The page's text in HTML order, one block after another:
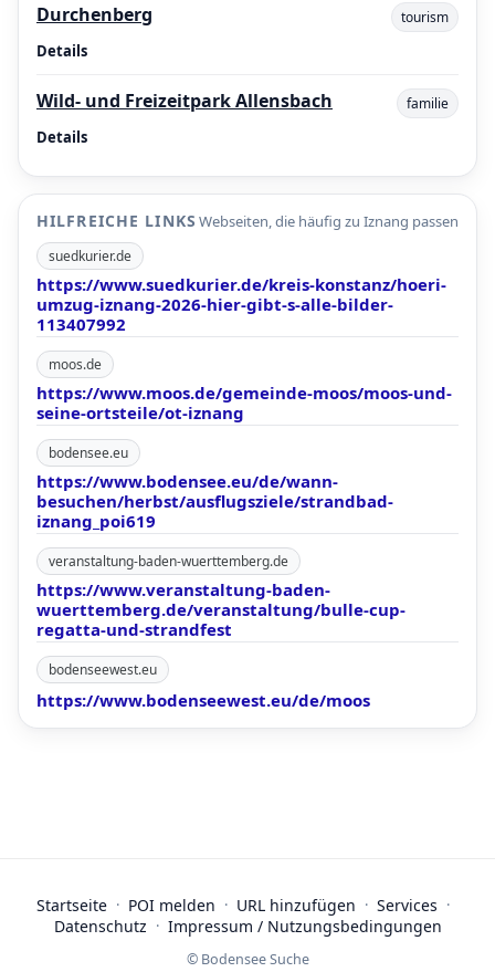
Durchenberg tourism
Details
Wild- und Freizeitpark Allensbach familie
Details
HILFREICHE LINKS Webseiten, die häufig zu Iznang passen
suedkurier.de
https://www.suedkurier.de/kreis-konstanz/hoeri-
umzug-iznang-2026-hier-gibt-s-alle-bilder-
113407992
moos.de
https://www.moos.de/gemeinde-moos/moos-und-
seine-ortsteile/ot-iznang
bodensee.eu
https://www.bodensee.eu/de/wann-
besuchen/herbst/ausflugsziele/strandbad-
iznang_poi619
veranstaltung-baden-wuerttemberg.de
https://www.veranstaltung-baden-
wuerttemberg.de/veranstaltung/bulle-cup-
regatta-und-strandfest
bodenseewest.eu
https://www.bodenseewest.eu/de/moos
Startseite · POI melden · URL hinzufügen · Services ·
Datenschutz · Impressum / Nutzungsbedingungen
© Bodensee Suche